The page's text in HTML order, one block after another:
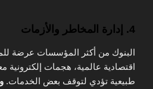
4. إدارة المخاطر والأزمات
البنوك من أكثر المؤسسات عرضة
اقتصادية عالمية، هجمات إلكترونية
طبيعية تؤدي لتوقف بعض الخدمات.